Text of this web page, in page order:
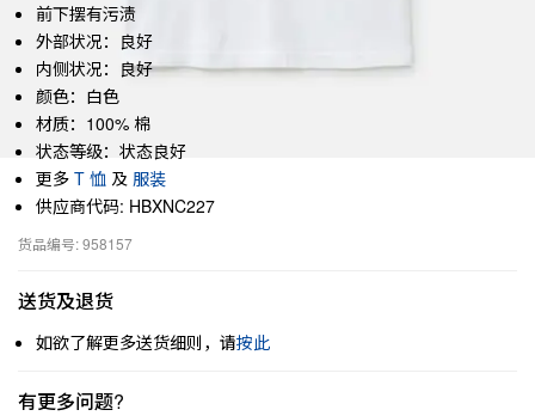
前下摆有污渍
外部状况：良好
内侧状况：良好
颜色：白色
材质：100% 棉
状态等级：状态良好
更多 T 恤 及 服装
供应商代码: HBXNC227
货品编号: 958157
送货及退货
如欲了解更多送货细则，请按此
有更多问题?